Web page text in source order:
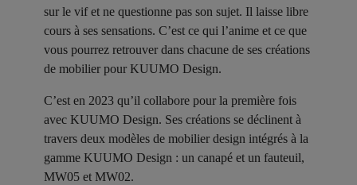
sur le vif et ne questionne pas son sujet. Il laisse libre
cours à ses sensations. C’est ce qui l’anime et ce que
vous pourrez retrouver dans chacune de ses créations
de mobilier pour KUUMO Design.
C’est en 2023 qu’il collabore pour la première fois
avec KUUMO Design. Ses créations se déclinent à
travers deux modèles de mobilier design intégrés à la
gamme KUUMO Design : un canapé et un fauteuil,
MW05 et MW02.